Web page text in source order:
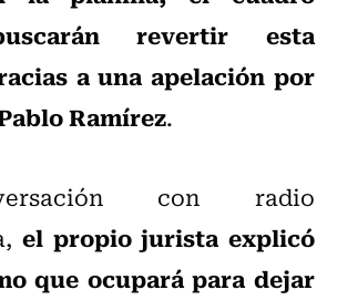
revertir esta
a una apelación por
Ramírez.
con radio
el propio jurista explicó
que ocupará para dejar